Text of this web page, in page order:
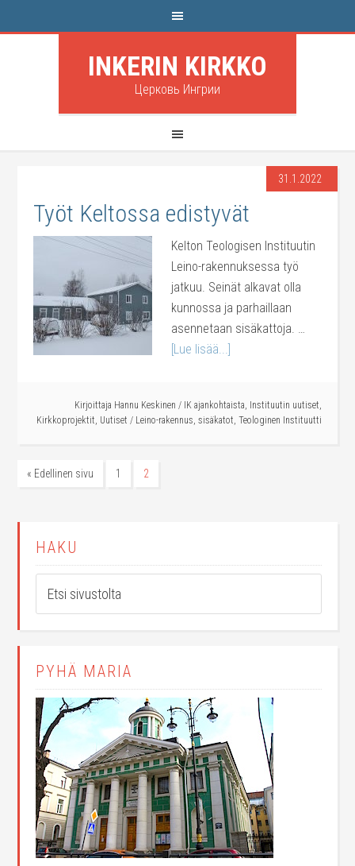
INKERIN KIRKKO
Церковь Ингрии
31.1.2022
Työt Keltossa edistyvät
Kelton Teologisen Instituutin
Leino-rakennuksessa työ
jatkuu. Seinät alkavat olla
kunnossa ja parhaillaan
asennetaan sisäkattoja. …
[Lue lisää...]
Kirjoittaja Hannu Keskinen / IK ajankohtaista, Instituutin uutiset,
Kirkkoprojektit, Uutiset / Leino-rakennus, sisäkatot, Teologinen Instituutti
« Edellinen sivu 1 2
HAKU
PYHÄ MARIA